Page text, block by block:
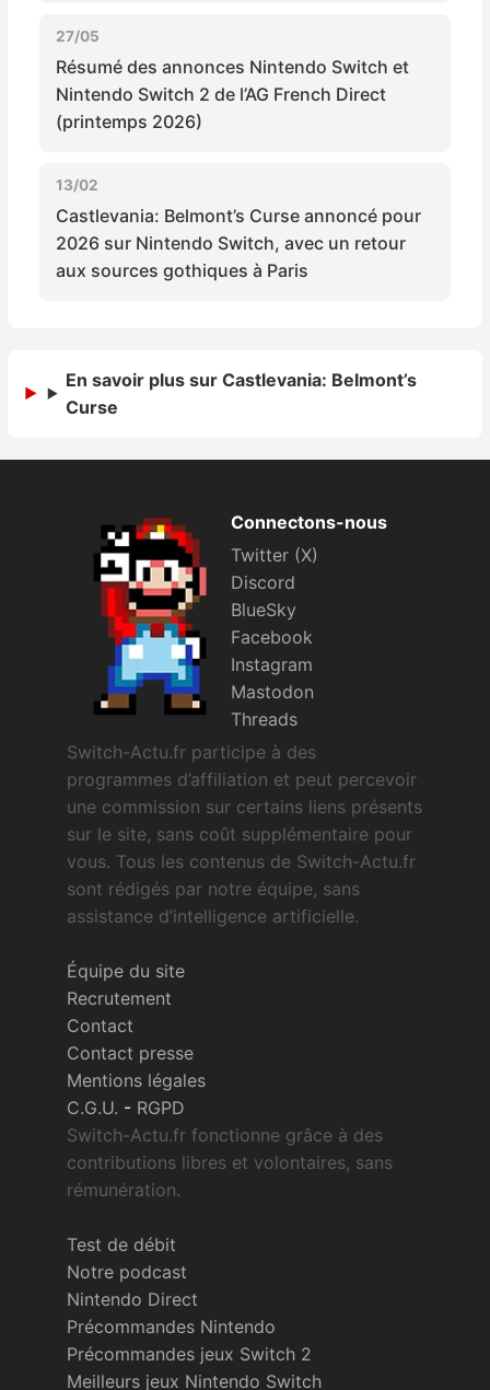
Guides
27/05
Résumé des annonces Nintendo Switch et
Nintendo Switch 2 de l’AG French Direct
(printemps 2026)
13/02
Castlevania: Belmont’s Curse annoncé pour
2026 sur Nintendo Switch, avec un retour
aux sources gothiques à Paris
En savoir plus sur Castlevania: Belmont’s
Curse
Connectons-nous
Twitter (X)
Discord
BlueSky
Facebook
Instagram
Mastodon
Threads
Switch-Actu.fr participe à des
programmes d’affiliation et peut percevoir
une commission sur certains liens présents
sur le site, sans coût supplémentaire pour
vous. Tous les contenus de Switch-Actu.fr
sont rédigés par notre équipe, sans
assistance d’intelligence artificielle.
Équipe du site
Recrutement
Contact
Contact presse
Mentions légales
C.G.U. - RGPD
Switch-Actu.fr fonctionne grâce à des
contributions libres et volontaires, sans
rémunération.
Test de débit
Notre podcast
Nintendo Direct
Précommandes Nintendo
Précommandes jeux Switch 2
Meilleurs jeux Nintendo Switch